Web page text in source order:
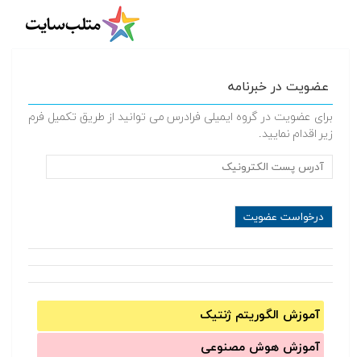
عضویت در خبرنامه
برای عضویت در گروه ایمیلی فرادرس می توانید از طریق تکمیل فرم
زیر اقدام نمایید.
آموزش الگوریتم ژنتیک
آموزش‌ هوش مصنوعی